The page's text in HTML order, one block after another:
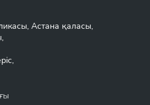
Астана қаласы,